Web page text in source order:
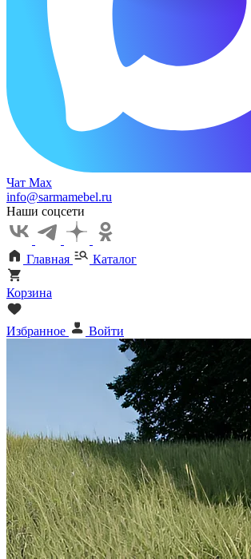
Чат Max
info@sarmamebel.ru
Наши соцсети
Главная Каталог
Корзина
Избранное Войти